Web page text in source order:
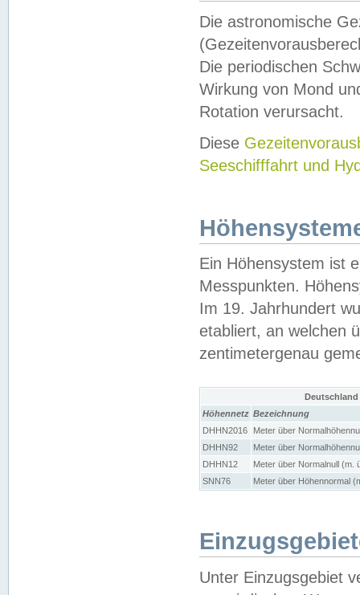
Die astronomische
Die periodischen
Wirkung von Mond
Rotation verursacht.
Diese
Seeschifffahrt und
Ein Höhensystem ist
Messpunkten.
Im 19. Jahrhundert
etabliert, an welchen
zentimetergenau
Höhennetz Bezeichnung
DHHN2016
Meter über
DHHN92
Meter über
DHHN12
Meter über Normalnull (m.
SNN76
Meter über Höhennormal
Unter Einzugsgebiet